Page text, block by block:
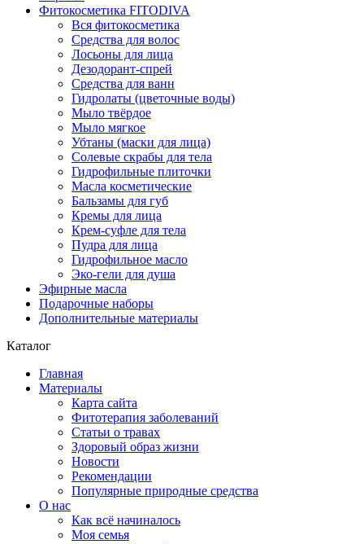
Фитокосметика FITODIVA
Вся фитокосметика
Средства для волос
Лосьоны для лица
Дезодорант-спрей
Средства для ванн
Гидролаты (цветочные воды)
Мыло твёрдое
Мыло мягкое
Убтаны (маски для лица)
Солевые скрабы для тела
Гидрофильные плиточки
Масла косметические
Бальзамы для губ
Кремы для лица
Крем-суфле для тела
Пудра для лица
Гидрофильное масло
Эко-гели для душа
Эфирные масла
Подарочные наборы
Дополнительные материалы
Каталог
Главная
Материалы
Карта сайта
Фитотерапия заболеваний
Статьи о травах
Здоровый образ жизни
Новости
Рекомендации
Популярные природные средства
О нас
Как всё начиналось
Моя семья